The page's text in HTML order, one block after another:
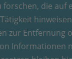
forschen, die auf
zur Entfernung
Informationen